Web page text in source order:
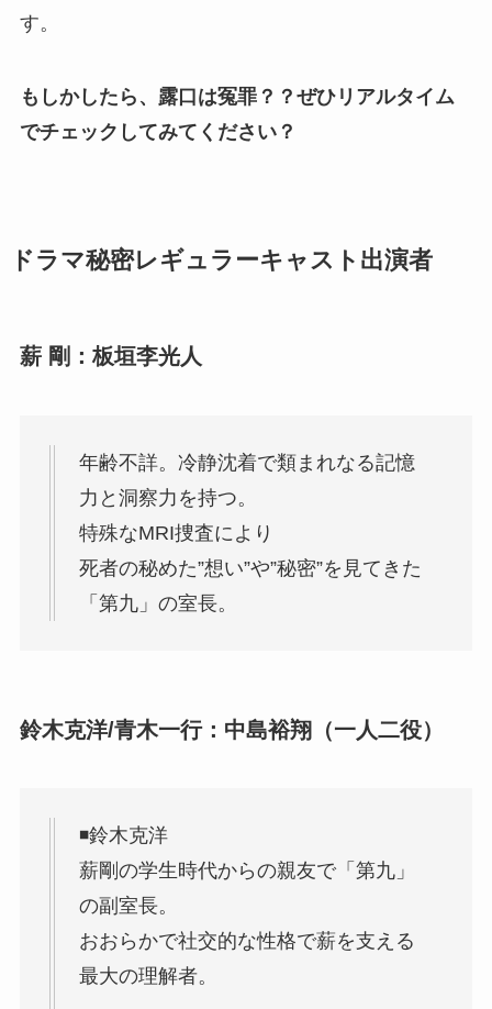
す。
もしかしたら、露口は冤罪？？ぜひリアルタイム
でチェックしてみてください？
ドラマ秘密レギュラーキャスト出演者
薪 剛：板垣李光人
年齢不詳。冷静沈着で類まれなる記憶
力と洞察力を持つ。
特殊なMRI捜査により
死者の秘めた”想い”や”秘密”を見てきた
「第九」の室長。
鈴木克洋/青木一行：中島裕翔（一人二役）
◾️鈴木克洋
薪剛の学生時代からの親友で「第九」
の副室長。
おおらかで社交的な性格で薪を支える
最大の理解者。